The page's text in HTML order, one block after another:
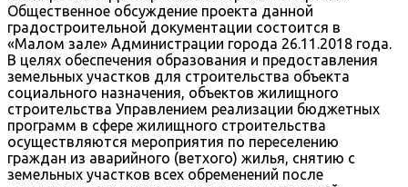
Общественное обсуждение проекта данной
градостроительной документации состоится в
«Малом зале» Администрации города 26.11.2018 года.
В целях обеспечения образования и предоставления
земельных участков для строительства объекта
социального назначения, объектов жилищного
строительства Управлением реализации бюджетных
программ в сфере жилищного строительства
осуществляются мероприятия по переселению
граждан из аварийного (ветхого) жилья, снятию с
земельных участков всех обременений после